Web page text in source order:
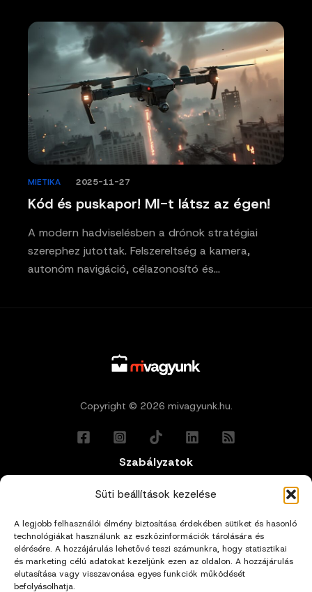
Süti beállítások kezelése
A legjobb felhasználói élmény biztosítása érdekében sütiket és hasonló
technológiákat használunk az eszközinformációk tárolására és
elérésére. A hozzájárulás lehetővé teszi számunkra, hogy statisztikai
és marketing célú adatokat kezeljünk ezen az oldalon. A hozzájárulás
elutasítása vagy visszavonása egyes funkciók működését
befolyásolhatja.
Kód és puskapor! MI-t látsz az égen!
MIETIKA 2025-11-27
A modern hadviselésben a drónok stratégiai
szerephez jutottak. Felszereltség a kamera,
autonóm navigáció, célazonosító és…
Copyright © 2026 mivagyunk.hu.
Szabályzatok
Általános Felhasználási Feltételek
Adatkezelési Tájékoztató
Impresszum